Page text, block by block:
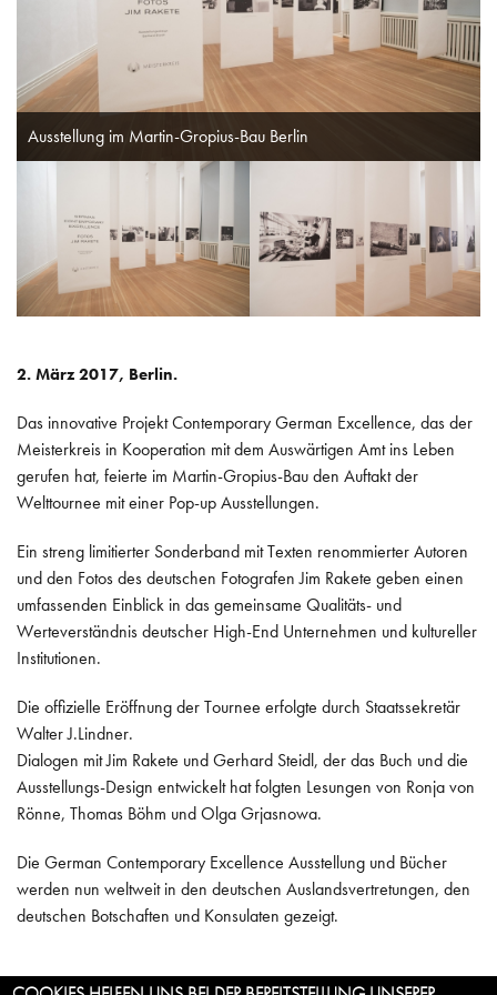
POLITIK
INTERNATIONAL
ARBEITSKREISE
WISSEN
Ausstellung im Martin-Gropius-Bau Berlin
2. März 2017, Berlin.
Das innovative Projekt Contemporary German Excellence, das der
Meisterkreis in Kooperation mit dem Auswärtigen Amt ins Leben
gerufen hat, feierte im Martin-Gropius-Bau den Auftakt der
Welttournee mit einer Pop-up Ausstellungen.
Ein streng limitierter Sonderband mit Texten renommierter Autoren
und den Fotos des deutschen Fotografen Jim Rakete geben einen
umfassenden Einblick in das gemeinsame Qualitäts- und
Werteverständnis deutscher High-End Unternehmen und kultureller
Institutionen.
Die offizielle Eröffnung der Tournee erfolgte durch Staatssekretär
Walter J.Lindner.
Dialogen mit Jim Rakete und Gerhard Steidl, der das Buch und die
Ausstellungs-Design entwickelt hat folgten Lesungen von Ronja von
Rönne, Thomas Böhm und Olga Grjasnowa.
Die German Contemporary Excellence Ausstellung und Bücher
werden nun weltweit in den deutschen Auslandsvertretungen, den
deutschen Botschaften und Konsulaten gezeigt.